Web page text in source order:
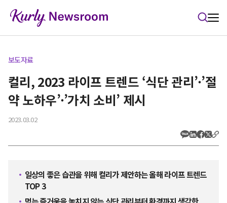
보도자료
컬리, 2023 라이프 트렌드 ‘식단 관리’·’절
약 노하우’·’가치 소비’ 제시
2023.03.02
일상의 좋은 습관을 위해 컬리가 제안하는 올해 라이프 트렌드
TOP 3